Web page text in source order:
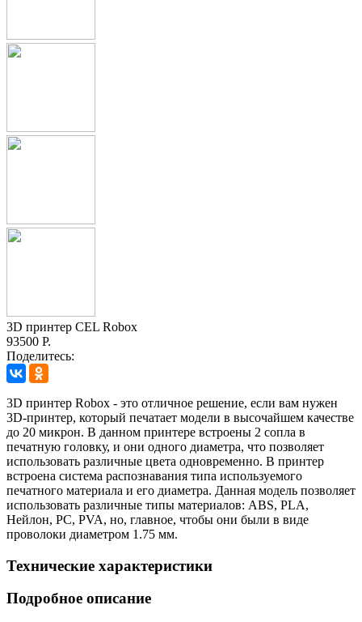
3D принтер CEL Robox
93500 Р.
Поделитесь:
3D принтер Robox - это отличное решение, если вам нужен
3D-принтер, который печатает модели в высочайшем качестве
до 20 микрон. В данном принтере встроены 2 сопла в
печатную головку, и они одного диаметра, что позволяет
использовать различные цвета одновременно. В принтер
встроена система распознавания типа используемого
печатного материала и его диаметра. Данная модель позволяет
использовать различные типы материалов: ABS, PLA,
Нейлон, PC, PVA, но, главное, чтобы они были в виде
проволоки диаметром 1.75 мм.
Технические характеристики
Подробное описание